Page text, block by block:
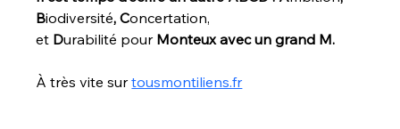
Biodiversité, Concertation,
et Durabilité pour Monteux avec un grand M.
À très vite sur tousmontiliens.fr